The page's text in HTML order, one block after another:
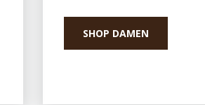
SHOP DAMEN